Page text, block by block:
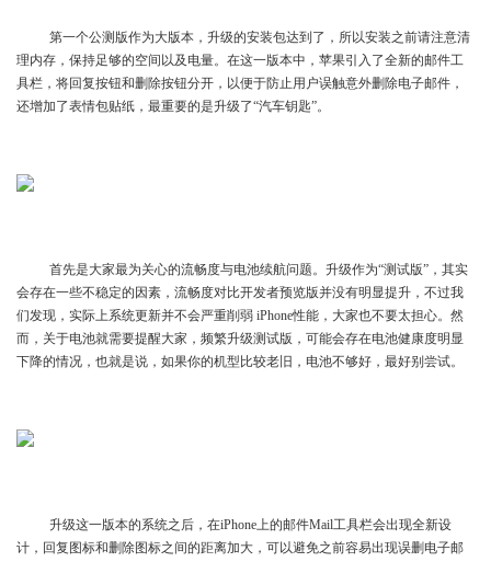
第一个公测版作为大版本，升级的安装包达到了，所以安装之前请注意清
理内存，保持足够的空间以及电量。在这一版本中，苹果引入了全新的邮件工
具栏，将回复按钮和删除按钮分开，以便于防止用户误触意外删除电子邮件，
还增加了表情包贴纸，最重要的是升级了“汽车钥匙”。
首先是大家最为关心的流畅度与电池续航问题。升级作为“测试版”，其实
会存在一些不稳定的因素，流畅度对比开发者预览版并没有明显提升，不过我
们发现，实际上系统更新并不会严重削弱 iPhone性能，大家也不要太担心。然
而，关于电池就需要提醒大家，频繁升级测试版，可能会存在电池健康度明显
下降的情况，也就是说，如果你的机型比较老旧，电池不够好，最好别尝试。
升级这一版本的系统之后，在iPhone上的邮件Mail工具栏会出现全新设
计，回复图标和删除图标之间的距离加大，可以避免之前容易出现误删电子邮